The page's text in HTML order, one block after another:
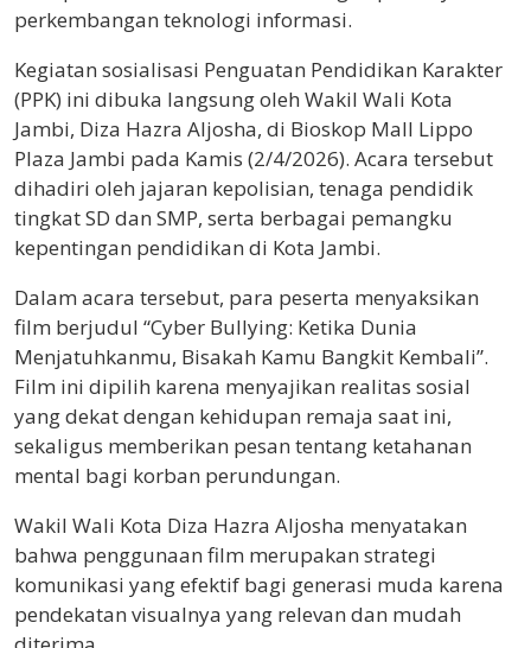
perkembangan teknologi informasi.
Kegiatan sosialisasi Penguatan Pendidikan Karakter
(PPK) ini dibuka langsung oleh Wakil Wali Kota
Jambi, Diza Hazra Aljosha, di Bioskop Mall Lippo
Plaza Jambi pada Kamis (2/4/2026). Acara tersebut
dihadiri oleh jajaran kepolisian, tenaga pendidik
tingkat SD dan SMP, serta berbagai pemangku
kepentingan pendidikan di Kota Jambi.
Dalam acara tersebut, para peserta menyaksikan
film berjudul “Cyber Bullying: Ketika Dunia
Menjatuhkanmu, Bisakah Kamu Bangkit Kembali”.
Film ini dipilih karena menyajikan realitas sosial
yang dekat dengan kehidupan remaja saat ini,
sekaligus memberikan pesan tentang ketahanan
mental bagi korban perundungan.
Wakil Wali Kota Diza Hazra Aljosha menyatakan
bahwa penggunaan film merupakan strategi
komunikasi yang efektif bagi generasi muda karena
pendekatan visualnya yang relevan dan mudah